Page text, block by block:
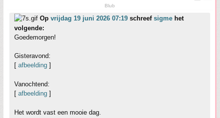
Blub
Op vrijdag 19 juni 2026 07:19 schreef sigme het
volgende:
Goedemorgen!
Gisteravond:
[ afbeelding ]
Vanochtend:
[ afbeelding ]
Het wordt vast een mooie dag.